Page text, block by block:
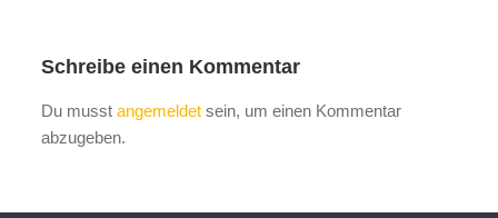
Schreibe einen Kommentar
Du musstangemeldet sein, um einen Kommentar
abzugeben.